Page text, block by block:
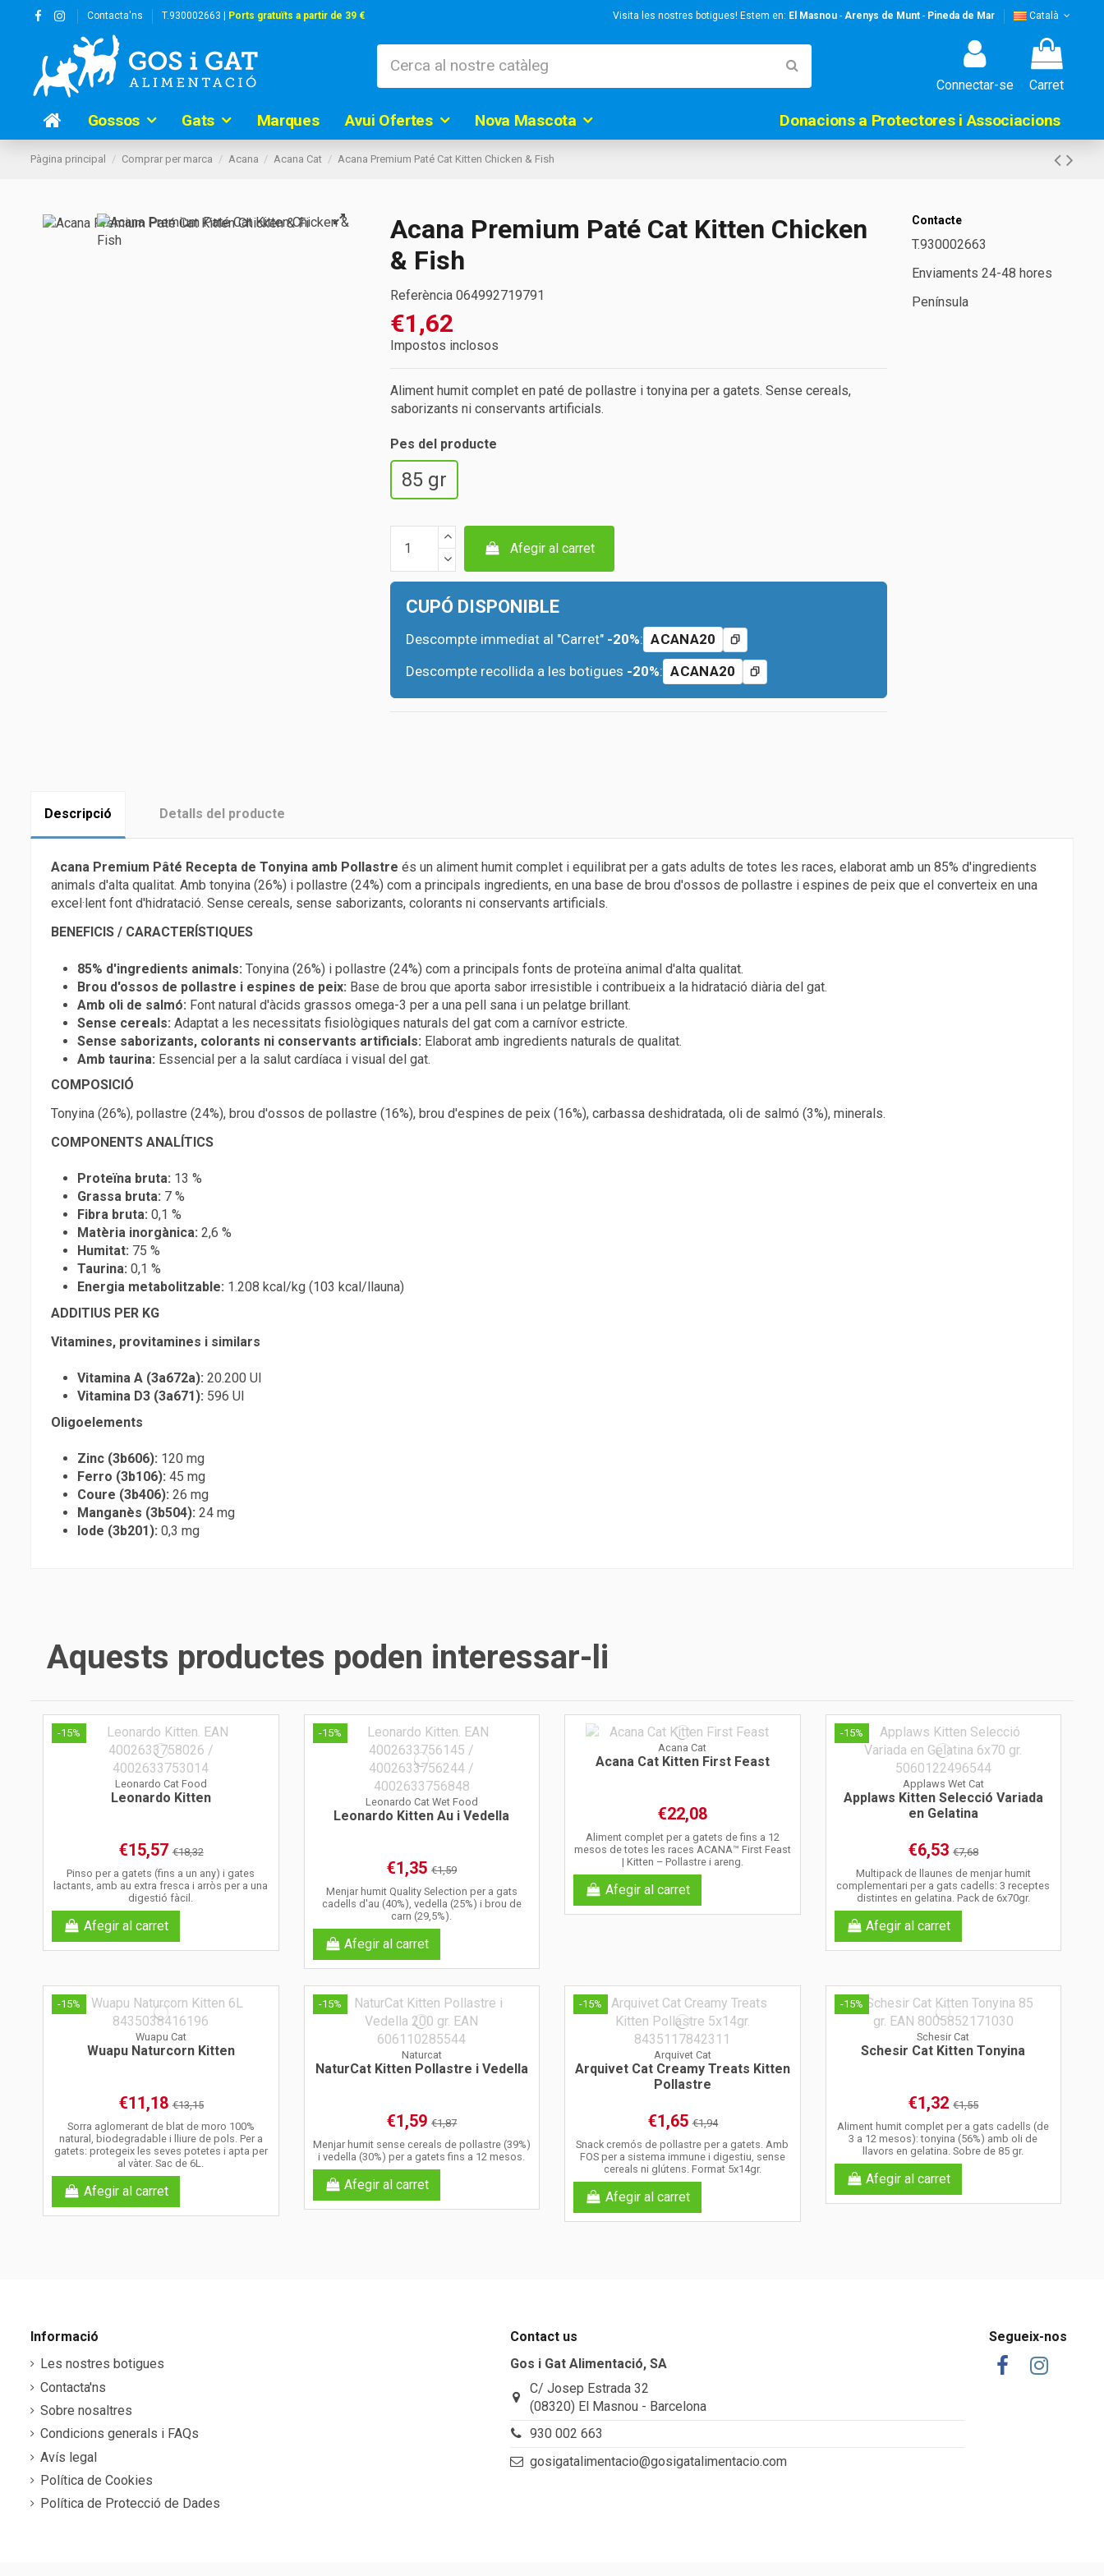
Contacta'ns T.930002663 | Ports gratuïts a partir de 39 € Visita les nostres botigues! Estem en: El Masnou- Arenys de Munt- Pineda de Mar Català
Connectar-se Carret
Gossos Gats Marques Avui Ofertes Nova Mascota Donacions a Protectores i Associacions
Pàgina principal Comprar per marca Acana Acana Cat Acana Premium Paté Cat Kitten Chicken & Fish
Acana Premium Paté Cat Kitten Chicken
& Fish
Referència 064992719791
€1,62
Impostos inclosos
Aliment humit complet en paté de pollastre i tonyina per a gatets. Sense cereals,
saborizants ni conservants artificials.
Pes del producte
85 gr
Afegir al carret
CUPÓ DISPONIBLE
Descompte immediat al "Carret" -20%: ACANA20
Descompte recollida a les botigues -20%: ACANA20
Contacte
T.930002663
Enviaments 24-48 hores
Península
Descripció Detalls del producte
Acana Premium Pâté Recepta de Tonyina amb Pollastre és un aliment humit complet i equilibrat per a gats adults de totes les races, elaborat amb un 85% d'ingredients
animals d'alta qualitat. Amb tonyina (26%) i pollastre (24%) com a principals ingredients, en una base de brou d'ossos de pollastre i espines de peix que el converteix en una
excel·lent font d'hidratació. Sense cereals, sense saborizants, colorants ni conservants artificials.
BENEFICIS / CARACTERÍSTIQUES
85% d'ingredients animals: Tonyina (26%) i pollastre (24%) com a principals fonts de proteïna animal d'alta qualitat.
Brou d'ossos de pollastre i espines de peix: Base de brou que aporta sabor irresistible i contribueix a la hidratació diària del gat.
Amb oli de salmó: Font natural d'àcids grassos omega-3 per a una pell sana i un pelatge brillant.
Sense cereals: Adaptat a les necessitats fisiològiques naturals del gat com a carnívor estricte.
Sense saborizants, colorants ni conservants artificials: Elaborat amb ingredients naturals de qualitat.
Amb taurina: Essencial per a la salut cardíaca i visual del gat.
COMPOSICIÓ
Tonyina (26%), pollastre (24%), brou d'ossos de pollastre (16%), brou d'espines de peix (16%), carbassa deshidratada, oli de salmó (3%), minerals.
COMPONENTS ANALÍTICS
Proteïna bruta: 13 %
Grassa bruta: 7 %
Fibra bruta: 0,1 %
Matèria inorgànica: 2,6 %
Humitat: 75 %
Taurina: 0,1 %
Energia metabolitzable: 1.208 kcal/kg (103 kcal/llauna)
ADDITIUS PER KG
Vitamines, provitamines i similars
Vitamina A (3a672a): 20.200 UI
Vitamina D3 (3a671): 596 UI
Oligoelements
Zinc (3b606): 120 mg
Ferro (3b106): 45 mg
Coure (3b406): 26 mg
Manganès (3b504): 24 mg
Iode (3b201): 0,3 mg
Aquests productes poden interessar-li
-15%
Leonardo Cat Food
Leonardo Kitten
€15,57€18,32
Pinso per a gatets (fins a un any) i gates
lactants, amb au extra fresca i arròs per a una
digestió fàcil.
Afegir al carret
-15%
Leonardo Cat Wet Food
Leonardo Kitten Au i Vedella
€1,35€1,59
Menjar humit Quality Selection per a gats
cadells d'au (40%), vedella (25%) i brou de
carn (29,5%).
Afegir al carret
Acana Cat
Acana Cat Kitten First Feast
€22,08
Aliment complet per a gatets de fins a 12
mesos de totes les races ACANA™ First Feast
| Kitten – Pollastre i areng.
Afegir al carret
-15%
Applaws Wet Cat
Applaws Kitten Selecció Variada
en Gelatina
€6,53€7,68
Multipack de llaunes de menjar humit
complementari per a gats cadells: 3 receptes
distintes en gelatina. Pack de 6x70gr.
Afegir al carret
-15%
Wuapu Cat
Wuapu Naturcorn Kitten
€11,18€13,15
Sorra aglomerant de blat de moro 100%
natural, biodegradable i lliure de pols. Per a
gatets: protegeix les seves potetes i apta per
al vàter. Sac de 6L.
Afegir al carret
-15%
Naturcat
NaturCat Kitten Pollastre i Vedella
€1,59€1,87
Menjar humit sense cereals de pollastre (39%)
i vedella (30%) per a gatets fins a 12 mesos.
Afegir al carret
-15%
Arquivet Cat
Arquivet Cat Creamy Treats Kitten
Pollastre
€1,65€1,94
Snack cremós de pollastre per a gatets. Amb
FOS per a sistema immune i digestiu, sense
cereals ni glútens. Format 5x14gr.
Afegir al carret
-15%
Schesir Cat
Schesir Cat Kitten Tonyina
€1,32€1,55
Aliment humit complet per a gats cadells (de
3 a 12 mesos): tonyina (56%) amb oli de
llavors en gelatina. Sobre de 85 gr.
Afegir al carret
Informació
Les nostres botigues
Contacta'ns
Sobre nosaltres
Condicions generals i FAQs
Avís legal
Política de Cookies
Política de Protecció de Dades
Contact us
Gos i Gat Alimentació, SA
C/ Josep Estrada 32
(08320) El Masnou - Barcelona
930 002 663
gosigatalimentacio@gosigatalimentacio.com
Segueix-nos